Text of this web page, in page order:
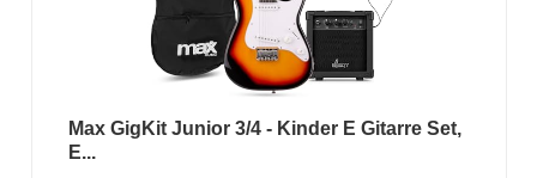
Max GigKit Junior 3/4 - Kinder E Gitarre Set,
E...